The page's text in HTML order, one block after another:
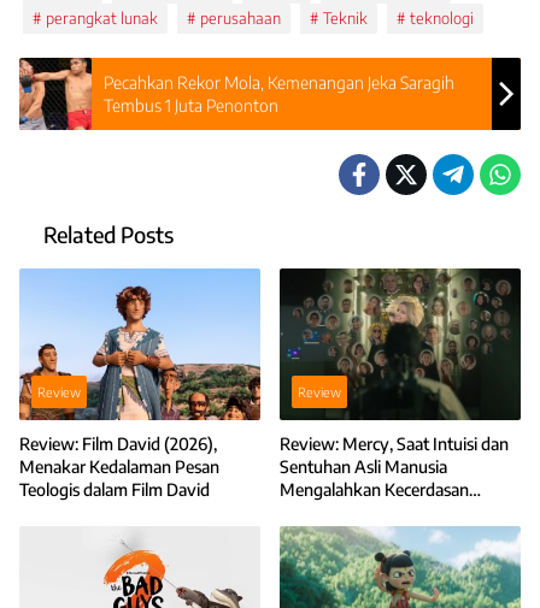
perangkat lunak
perusahaan Teknik teknologi
Pecahkan Rekor Mola, Kemenangan Jeka Saragih
Tembus 1 Juta Penonton
Related Posts
Review
Review: Film David (2026),
Menakar Kedalaman Pesan
Teologis dalam Film David
Review
Review: Mercy, Saat Intuisi dan
Sentuhan Asli Manusia
Mengalahkan Kecerdasan